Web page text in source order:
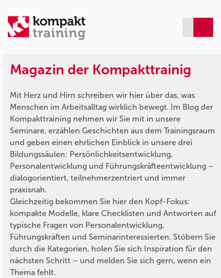
Magazin der Kompakttrainig
Mit Herz und Hirn schreiben wir hier über das, was
Menschen im Arbeitsalltag wirklich bewegt. Im Blog der
Kompakttraining nehmen wir Sie mit in unsere
Seminare, erzählen Geschichten aus dem Trainingsraum
und geben einen ehrlichen Einblick in unsere drei
Bildungssäulen: Persönlichkeitsentwicklung,
Personalentwicklung und Führungskräfteentwicklung –
dialogorientiert, teilnehmerzentriert und immer
praxisnah.
Gleichzeitig bekommen Sie hier den Kopf-Fokus:
kompakte Modelle, klare Checklisten und Antworten auf
typische Fragen von Personalentwicklung,
Führungskräften und Seminarinteressierten. Stöbern Sie
durch die Kategorien, holen Sie sich Inspiration für den
nächsten Schritt – und melden Sie sich gern, wenn ein
Thema fehlt.